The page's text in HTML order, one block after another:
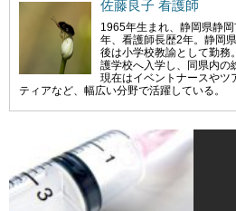
佐藤良子 看護師
1965年生まれ、静岡県静
年、看護師長歴2年。静岡
後は小学校教諭として勤務
護学校へ入学し、同県内の
現在はイベントナースやツ
ティアなど、幅広い分野で活躍している。